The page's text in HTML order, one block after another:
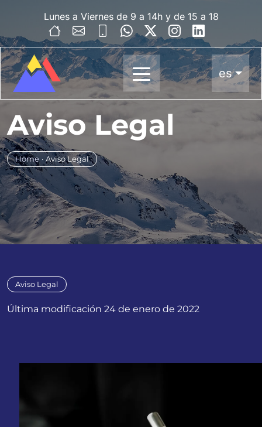
Lunes a Viernes de 9 a 14h y de 15 a 18
es
Aviso Legal
Home · Aviso Legal
Aviso Legal
Última modificación 24 de enero de 2022